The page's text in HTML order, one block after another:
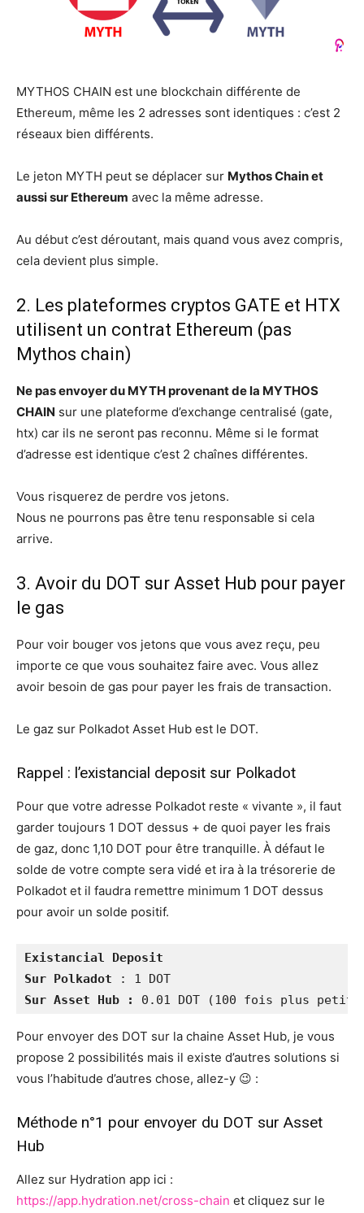
MYTHOS CHAIN est une blockchain différente de
Ethereum, même les 2 adresses sont identiques : c’est 2
réseaux bien différents.
Le jeton MYTH peut se déplacer sur Mythos Chain et
aussi sur Ethereum avec la même adresse.
Au début c’est déroutant, mais quand vous avez compris,
cela devient plus simple.
2. Les plateformes cryptos GATE et HTX
utilisent un contrat Ethereum (pas
Mythos chain)
Ne pas envoyer du MYTH provenant de la MYTHOS
CHAIN sur une plateforme d’exchange centralisé (gate,
htx) car ils ne seront pas reconnu. Même si le format
d’adresse est identique c’est 2 chaînes différentes.
Vous risquerez de perdre vos jetons.
Nous ne pourrons pas être tenu responsable si cela
arrive.
3. Avoir du DOT sur Asset Hub pour payer
le gas
Pour voir bouger vos jetons que vous avez reçu, peu
importe ce que vous souhaitez faire avec. Vous allez
avoir besoin de gas pour payer les frais de transaction.
Le gaz sur Polkadot Asset Hub est le DOT.
Rappel : l’existancial deposit sur Polkadot
Pour que votre adresse Polkadot reste « vivante », il faut
garder toujours 1 DOT dessus + de quoi payer les frais
de gaz, donc 1,10 DOT pour être tranquille. À défaut le
solde de votre compte sera vidé et ira à la trésorerie de
Polkadot et il faudra remettre minimum 1 DOT dessus
pour avoir un solde positif.
Existancial Deposit
Sur Polkadot
: 1 DOT
Sur Asset Hub : 0.01 DOT (100 fois plus petit)
Pour envoyer des DOT sur la chaine Asset Hub, je vous
propose 2 possibilités mais il existe d’autres solutions si
vous l’habitude d’autres chose, allez-y 😉 :
Méthode n°1 pour envoyer du DOT sur Asset
Hub
Allez sur Hydration app ici :
https://app.hydration.net/cross-chain et cliquez sur le